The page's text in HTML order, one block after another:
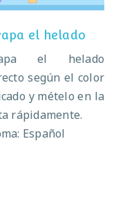
el helado
el helado
según el color
y mételo en la
rápidamente.
Español